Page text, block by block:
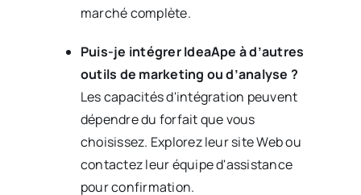
marché complète.
Puis-je intégrer IdeaApe à d’autres
outils de marketing ou d’analyse ?
Les capacités d'intégration peuvent
dépendre du forfait que vous
choisissez. Explorez leur site Web ou
contactez leur équipe d'assistance
pour confirmation.